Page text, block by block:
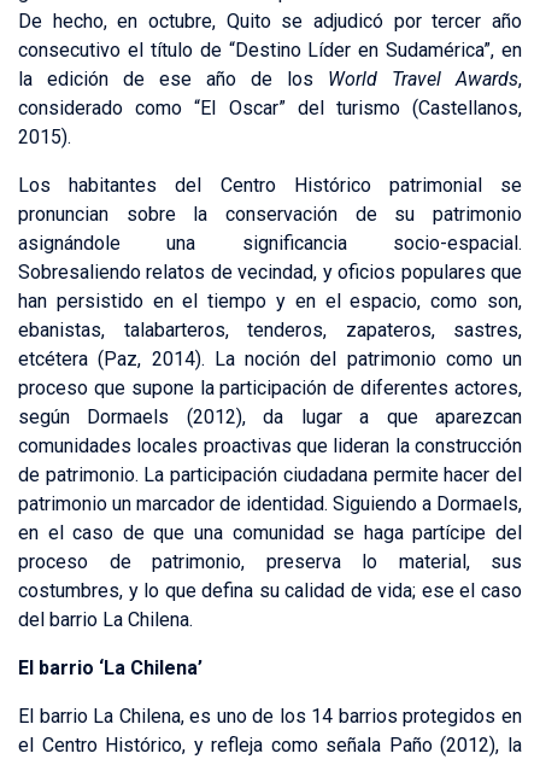
De hecho, en octubre, Quito se adjudicó por tercer año
consecutivo el título de “Destino Líder en Sudamérica”, en
la edición de ese año de los World Travel Awards,
considerado como “El Oscar” del turismo (Castellanos,
2015).
Los habitantes del Centro Histórico patrimonial se
pronuncian sobre la conservación de su patrimonio
asignándole una significancia socio-espacial.
Sobresaliendo relatos de vecindad, y oficios populares que
han persistido en el tiempo y en el espacio, como son,
ebanistas, talabarteros, tenderos, zapateros, sastres,
etcétera (Paz, 2014). La noción del patrimonio como un
proceso que supone la participación de diferentes actores,
según Dormaels (2012), da lugar a que aparezcan
comunidades locales proactivas que lideran la construcción
de patrimonio. La participación ciudadana permite hacer del
patrimonio un marcador de identidad. Siguiendo a Dormaels,
en el caso de que una comunidad se haga partícipe del
proceso de patrimonio, preserva lo material, sus
costumbres, y lo que defina su calidad de vida; ese el caso
del barrio La Chilena.
El barrio ‘La Chilena’
El barrio La Chilena, es uno de los 14 barrios protegidos en
el Centro Histórico, y refleja como señala Paño (2012), la